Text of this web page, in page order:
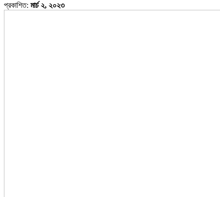
প্রকাশিত: মার্চ ২, ২০২৩